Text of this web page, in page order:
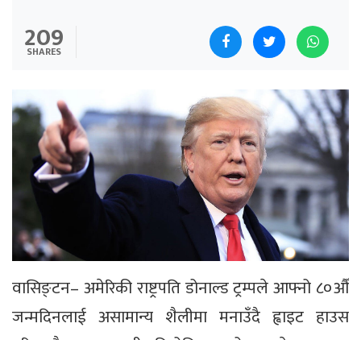
209
SHARES
वासिङ्टन– अमेरिकी राष्ट्रपति डोनाल्ड ट्रम्पले आफ्नो ८०औँ
जन्मदिनलाई असामान्य शैलीमा मनाउँदै ह्वाइट हाउस